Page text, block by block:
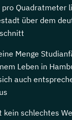
Quadratmeter
über dem
Menge
Leben in
auch
kein schlechtes